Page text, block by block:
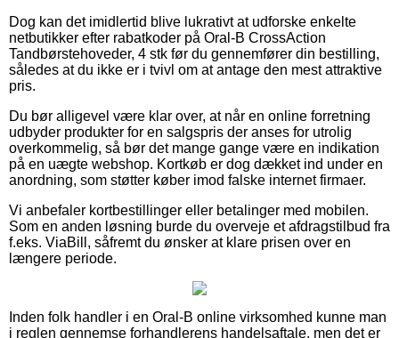
Dog kan det imidlertid blive lukrativt at udforske enkelte
netbutikker efter rabatkoder på Oral-B CrossAction
Tandbørstehoveder, 4 stk før du gennemfører din bestilling,
således at du ikke er i tvivl om at antage den mest attraktive
pris.
Du bør alligevel være klar over, at når en online forretning
udbyder produkter for en salgspris der anses for utrolig
overkommelig, så bør det mange gange være en indikation
på en uægte webshop. Kortkøb er dog dækket ind under en
anordning, som støtter køber imod falske internet firmaer.
Vi anbefaler kortbestillinger eller betalinger med mobilen.
Som en anden løsning burde du overveje et afdragstilbud fra
f.eks. ViaBill, såfremt du ønsker at klare prisen over en
længere periode.
Inden folk handler i en Oral-B online virksomhed kunne man
i reglen gennemse forhandlerens handelsaftale, men det er